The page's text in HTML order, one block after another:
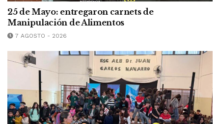
25 de Mayo: entregaron carnets de
Manipulación de Alimentos
7 AGOSTO - 2026